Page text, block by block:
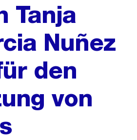
Tanja
Nuñez
den
von